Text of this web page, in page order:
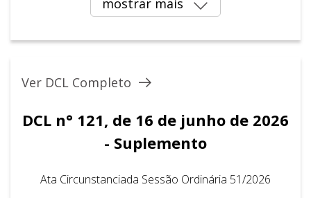
Ver DCL Completo
DCL n° 121, de 16 de junho de 2026
- Suplemento
Ata Circunstanciada Sessão Ordinária 51/2026